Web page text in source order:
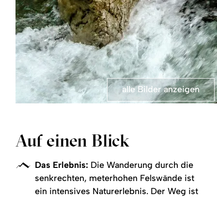
alle Bilder anzeigen
Auf einen Blick
Das Erlebnis: Die Wanderung durch die
senkrechten, meterhohen Felswände ist
ein intensives Naturerlebnis. Der Weg ist